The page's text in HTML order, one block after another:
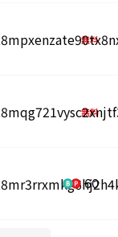
無料
無料
60